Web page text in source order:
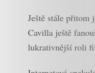
Ještě stále přitom
Cavilla ještě
lukrativnější roli